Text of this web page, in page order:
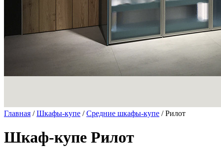
Главная /Шкафы-купе /Средние шкафы-купе / Рилот
Шкаф-купе Рилот